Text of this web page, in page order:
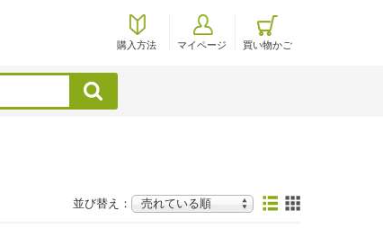
購入方法 マイページ 買い物かご
検索
並び替え：